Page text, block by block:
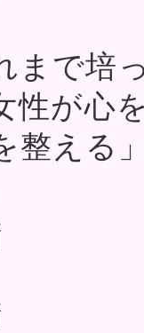
で培
性が心
整える